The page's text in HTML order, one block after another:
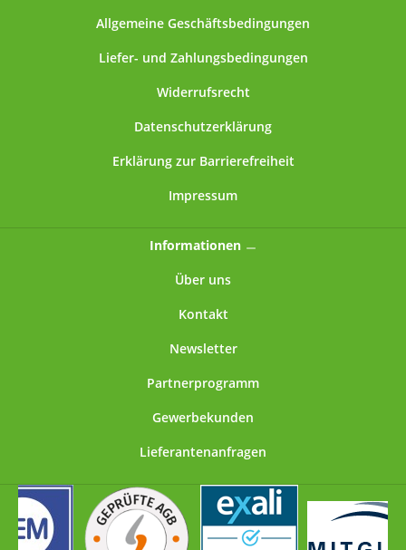
Allgemeine Geschäftsbedingungen
Liefer- und Zahlungsbedingungen
Widerrufsrecht
Datenschutzerklärung
Erklärung zur Barrierefreiheit
Impressum
Informationen
Über uns
Kontakt
Newsletter
Partnerprogramm
Gewerbekunden
Lieferantenanfragen